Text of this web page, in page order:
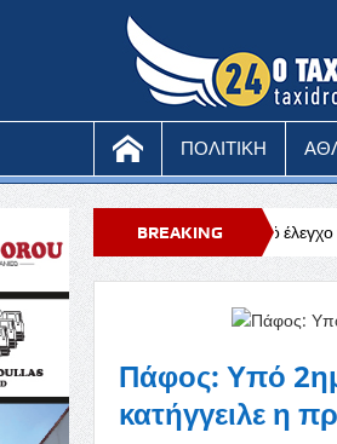
ΠΟΛΙΤΙΚΗ
BREAKING
NEWS
Υπό έλεγχο η πυρκαγιά στη
Πάφος: Υπό
κατήγγειλε η